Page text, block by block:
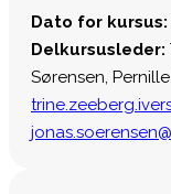
Dato for kursus:
Delkursusleder:
Sørensen,